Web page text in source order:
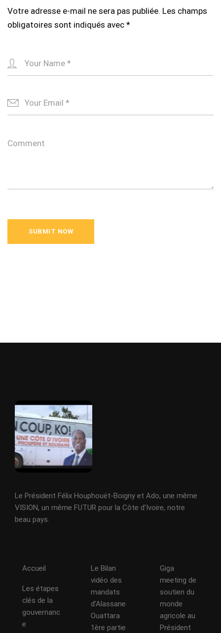
Votre adresse e-mail ne sera pas publiée. Les champs
obligatoires sont indiqués avec *
Le Président Félix Houphouët-Boigny et Ado, une même
VISION, un même FUTUR pour la Côte d'Ivoire, notre
beau pays.
Accueil
Les étapes
clés de la
gouvernanc
e
Le Bilan
vidéo des
mandats
d’Alassane
Ouattara
1ère partie
Giga
meeting de
soutien du
monde
agricole au
Président